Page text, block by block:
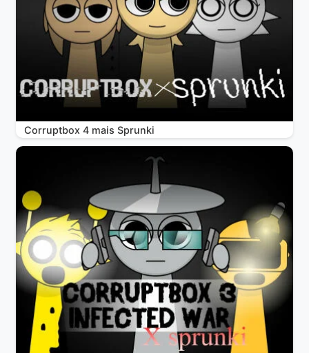
Corruptbox 4 mais Sprunki